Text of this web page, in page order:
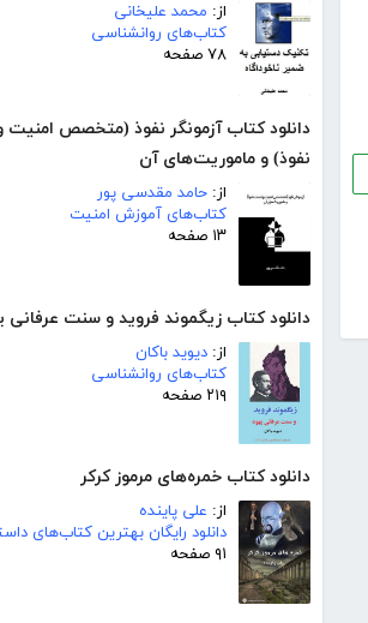
از: محمد علیخانی
کتاب‌های روانشناسی
۷۸ صفحه
دانلود کتاب آزمونگر نفوذ (متخصص
نفوذ) و ماموریت‌های آن
از: حامد مقدسی پور
کتاب‌های آموزش امنیت
۱۳ صفحه
دانلود کتاب زیگموند فروید و سنت عرفانی
از: دیوید باکان
کتاب‌های روانشناسی
۲۱۹ صفحه
دانلود کتاب خمره‌های مرموز کرکر
از: علی پاینده
دانلود رایگان بهترین کتاب‌های
۹۱ صفحه